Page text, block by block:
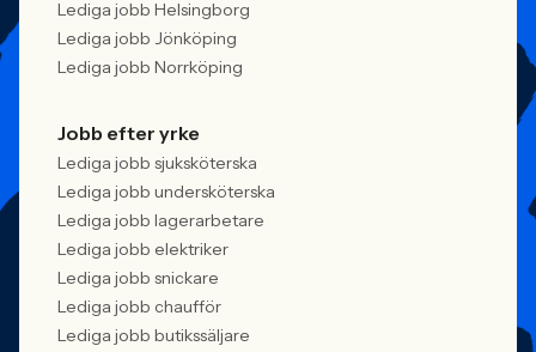
Lediga jobb Helsingborg
Lediga jobb Jönköping
Lediga jobb Norrköping
Jobb efter yrke
Lediga jobb sjuksköterska
Lediga jobb undersköterska
Lediga jobb lagerarbetare
Lediga jobb elektriker
Lediga jobb snickare
Lediga jobb chaufför
Lediga jobb butikssäljare